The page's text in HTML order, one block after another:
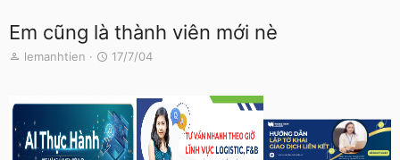
Em cũng là thành viên mới nè
T
e
a
d
s
lemanhtien
N
y
g
ử
i
17/7/04